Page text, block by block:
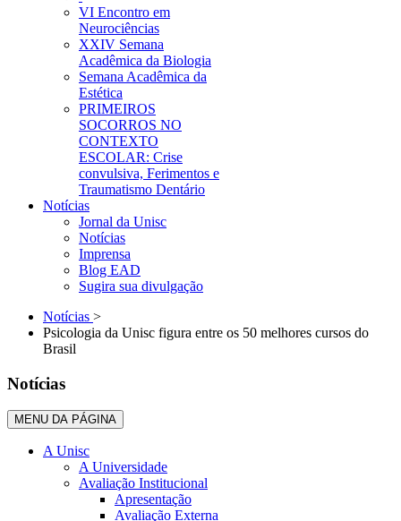
VI Encontro em
Neurociências
XXIV Semana
Acadêmica da Biologia
Semana Acadêmica da
Estética
PRIMEIROS
SOCORROS NO
CONTEXTO
ESCOLAR: Crise
convulsiva, Ferimentos e
Traumatismo Dentário
Notícias
Jornal da Unisc
Notícias
Imprensa
Blog EAD
Sugira sua divulgação
Notícias >
Psicologia da Unisc figura entre os 50 melhores cursos do
Brasil
Notícias
MENU DA PÁGINA
A Unisc
A Universidade
Avaliação Institucional
Apresentação
Avaliação Externa